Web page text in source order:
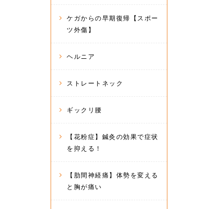
ケガからの早期復帰【スポー
ツ外傷】
ヘルニア
ストレートネック
ギックリ腰
【花粉症】鍼灸の効果で症状
を抑える！
【肋間神経痛】体勢を変える
と胸が痛い